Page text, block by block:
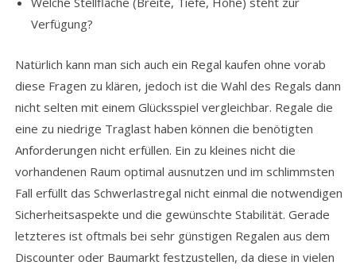
Verfügung?
Natürlich kann man sich auch ein Regal kaufen ohne vorab
diese Fragen zu klären, jedoch ist die Wahl des Regals dann
nicht selten mit einem Glücksspiel vergleichbar. Regale die
eine zu niedrige Traglast haben können die benötigten
Anforderungen nicht erfüllen. Ein zu kleines nicht die
vorhandenen Raum optimal ausnutzen und im schlimmsten
Fall erfüllt das Schwerlastregal nicht einmal die notwendigen
Sicherheitsaspekte und die gewünschte Stabilität. Gerade
letzteres ist oftmals bei sehr günstigen Regalen aus dem
Discounter oder Baumarkt festzustellen, da diese in vielen